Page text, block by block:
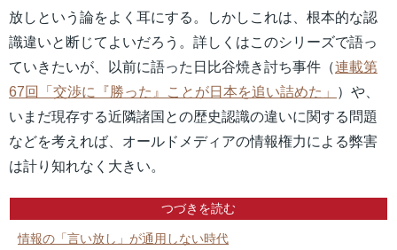
放しという論をよく耳にする。しかしこれは、根本的な認
識違いと断じてよいだろう。詳しくはこのシリーズで語っ
ていきたいが、以前に語った日比谷焼き討ち事件（連載第
67回「交渉に『勝った』ことが日本を追い詰めた」
）や、
いまだ現存する近隣諸国との歴史認識の違いに関する問題
などを考えれば、オールドメディアの情報権力による弊害
は計り知れなく大きい。
つづきを読む
情報の「言い放し」が通用しない時代